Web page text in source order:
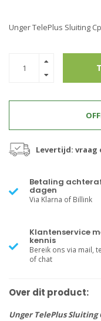
Unger TelePlus Sluiting
Levertijd: vraag
Betaling
dagen
Via Klarna of Billink
Klantenservice
kennis
Bereik ons via mail,
of chat
Over dit product:
Unger TelePlus Sluiting